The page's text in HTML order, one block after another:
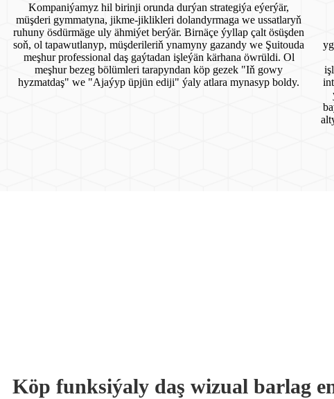
Kompaniýamyz hil birinji orunda durýan strategiýa eýerýär,
müşderi gymmatyna, jikme-jiklikleri dolandyrmaga we ussatlaryň
ruhuny ösdürmäge uly ähmiýet berýär. Birnäçe ýyllap çalt ösüşden
soň, ol tapawutlanyp, müşderileriň ynamyny gazandy we Şuitouda
meşhur professional daş gaýtadan işleýän kärhana öwrüldi. Ol
meşhur bezeg bölümleri tarapyndan köp gezek "Iň gowy
hyzmatdaş" we "Ajaýyp üpjün ediji" ýaly atlara mynasyp boldy.
Köp funksiýaly daş wizual barlag